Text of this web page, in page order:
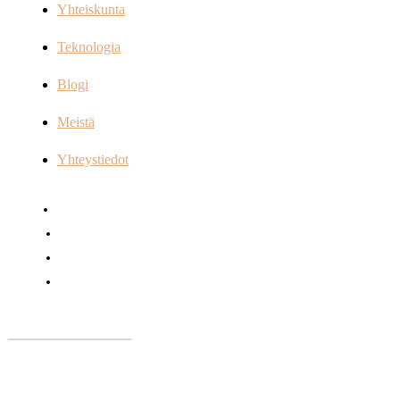
Yhteiskunta
Teknologia
Blogi
Meistä
Yhteystiedot